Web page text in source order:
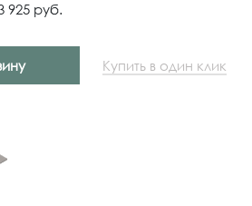
925 руб.
Купить в один клик